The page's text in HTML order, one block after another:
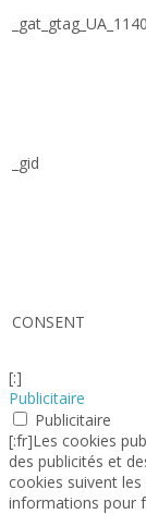
_gid
CONSENT
[:]
Publicitaire
Publicitaire
[:fr]Les cookies
des publicités et
cookies suivent
informations pour